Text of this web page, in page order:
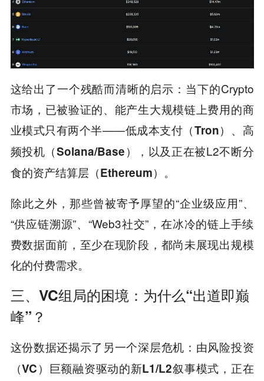
这给出了一个残酷而清晰的启示：当下的Crypto
市场，已被验证的、能产生大规模链上费用的商
业模式只有两个半——低成本支付（Tron）、高
频投机（Solana/Base）
，以及正在被L2不断分
食的资产结算层（Ethereum） 。
除此之外，那些曾被寄予厚望的“企业级应用”、
“供应链溯源”、“Web3社交”，在冰冷的链上手续
费数据面前，至少在现阶段，都尚未展现出规模
化的付费需求。
三、VC组局的困境：为什么“出道即巅
峰”？
这份数据还揭示了另一个深层危机： 由风险投资
（VC）巨额融资驱动的新L1/L2叙事模式，正在